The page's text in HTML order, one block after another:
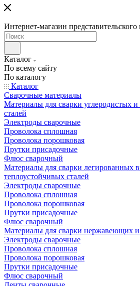
Интернет-магазин представительского
Каталог
По всему сайту
По каталогу
Каталог
Сварочные материалы
Материалы для сварки углеродистых
сталей
Электроды сварочные
Проволока сплошная
Проволока порошковая
Прутки присадочные
Флюс сварочный
Материалы для сварки легированных
теплоустойчивых сталей
Электроды сварочные
Проволока сплошная
Проволока порошковая
Прутки присадочные
Флюс сварочный
Материалы для сварки нержавеющих и
Электроды сварочные
Проволока сплошная
Проволока порошковая
Прутки присадочные
Флюс сварочный